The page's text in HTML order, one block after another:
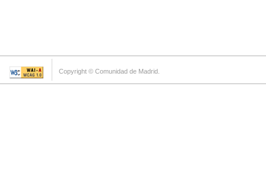
Copyright © Comunidad de Madrid.